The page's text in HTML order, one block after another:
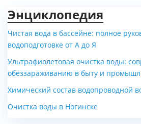
Энциклопедия
Чистая вода в бассейне: полное
водоподготовке от А до Я
Ультрафиолетовая очистка воды:
обеззараживанию в быту и
Химический состав водопроводной
Очистка воды в Ногинске